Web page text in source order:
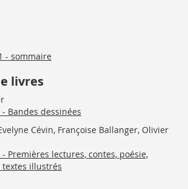
- sommaire
livres
Bandes dessinées
Cévin, Françoise Ballanger, Olivier
Premières lectures, contes, poésie,
textes illustrés